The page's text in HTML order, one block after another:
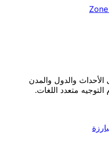
الأحداث والدول والمدن
متعدد اللغات.